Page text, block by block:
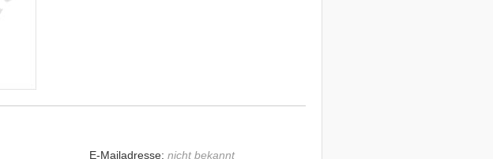
E-Mailadresse: nicht bekannt